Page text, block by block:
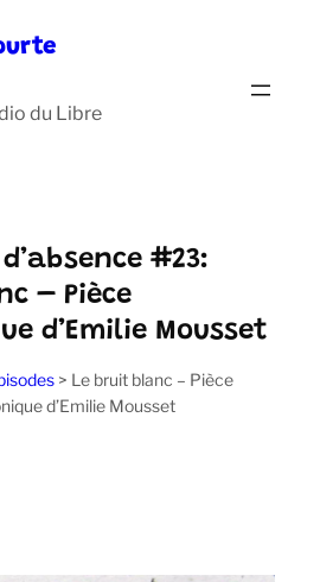
du Libre
#23:
– Pièce
d’Emilie Mousset
> Le bruit blanc – Pièce
d’Emilie Mousset